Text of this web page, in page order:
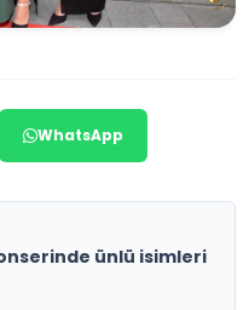
WhatsApp
ünlü isimleri